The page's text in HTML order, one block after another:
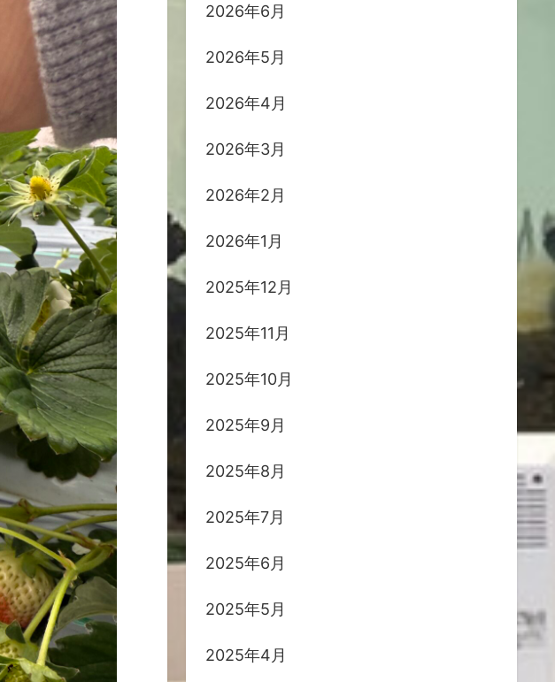
2026年6月
2026年5月
2026年4月
2026年3月
2026年2月
2026年1月
2025年12月
2025年11月
2025年10月
2025年9月
2025年8月
2025年7月
2025年6月
2025年5月
2025年4月